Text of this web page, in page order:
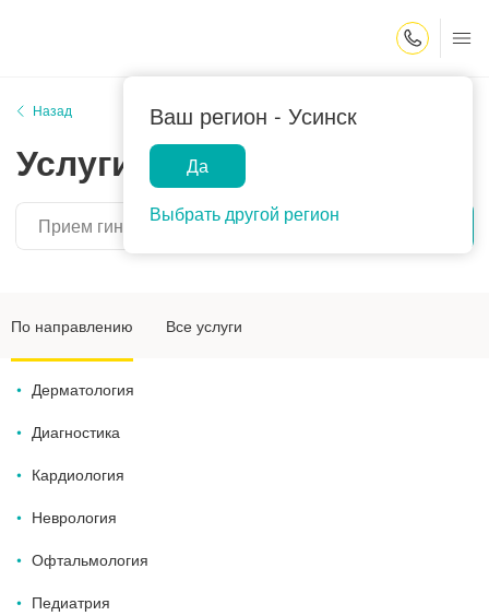
Ваш регион - Усинск
Да
Выбрать другой регион
Назад
Услуги
По направлению Все услуги
Дерматология
Диагностика
Кардиология
Неврология
Офтальмология
Педиатрия